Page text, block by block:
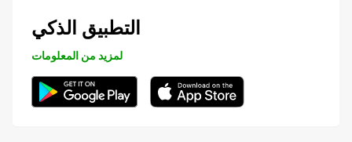
التطبيق الذكي
لمزيد من المعلومات